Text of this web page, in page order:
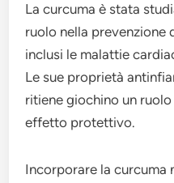
La curcuma è stata
ruolo nella prevenzione
inclusi le malattie
Le sue proprietà
ritiene giochino un
effetto protettivo.
Incorporare la curcuma